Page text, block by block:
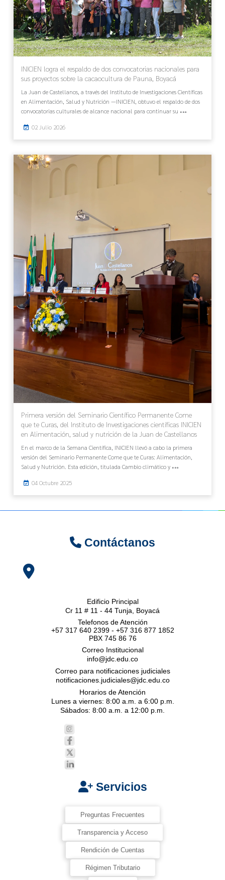
INICIEN logra el respaldo de dos convocatorias nacionales para
sus proyectos sobre la cacaocultura de Pauna, Boyacá
La Juan de Castellanos, a través del Instituto de Investigaciones Científicas
en Alimentación, Salud y Nutrición —INICIEN, obtuvo el respaldo de dos
convocatorias culturales de alcance nacional para continuar su
02 Julio 2026
Primera versión del Seminario Científico Permanente Come
que te Curas, del Instituto de Investigaciones científicas INICIEN
en Alimentación, salud y nutrición de la Juan de Castellanos
En el marco de la Semana Científica, INICIEN llevó a cabo la primera
versión del Seminario Permanente Come que te Curas: Alimentación,
Salud y Nutrición. Esta edición, titulada Cambio climático y
04 Octubre 2025
Contáctanos
Edificio Principal
Cr 11 # 11 - 44 Tunja, Boyacá
Telefonos de Atención
+57 317 640 2399 - +57 316 877 1852
PBX 745 86 76
Correo Institucional
info@jdc.edu.co
Correo para notificaciones judiciales
notificaciones.judiciales@jdc.edu.co
Horarios de Atención
Lunes a viernes: 8:00 a.m. a 6:00 p.m.
Sábados: 8:00 a.m. a 12:00 p.m.
Servicios
Preguntas Frecuentes
Transparencia y Acceso
Rendición de Cuentas
Régimen Tributario